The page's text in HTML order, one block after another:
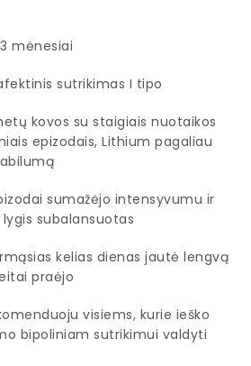
mėnesiai
sutrikimas I tipo
kovos su staigiais nuotaikos
epizodais, Lithium pagaliau
sumažėjo intensyvumu ir
subalansuotas
kelias dienas jautė lengvą
praėjo
visiems, kurie ieško
bipoliniam sutrikimui valdyti